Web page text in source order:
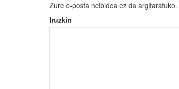
Zure e-posta helbidea ez da argitaratuko.
Iruzkin